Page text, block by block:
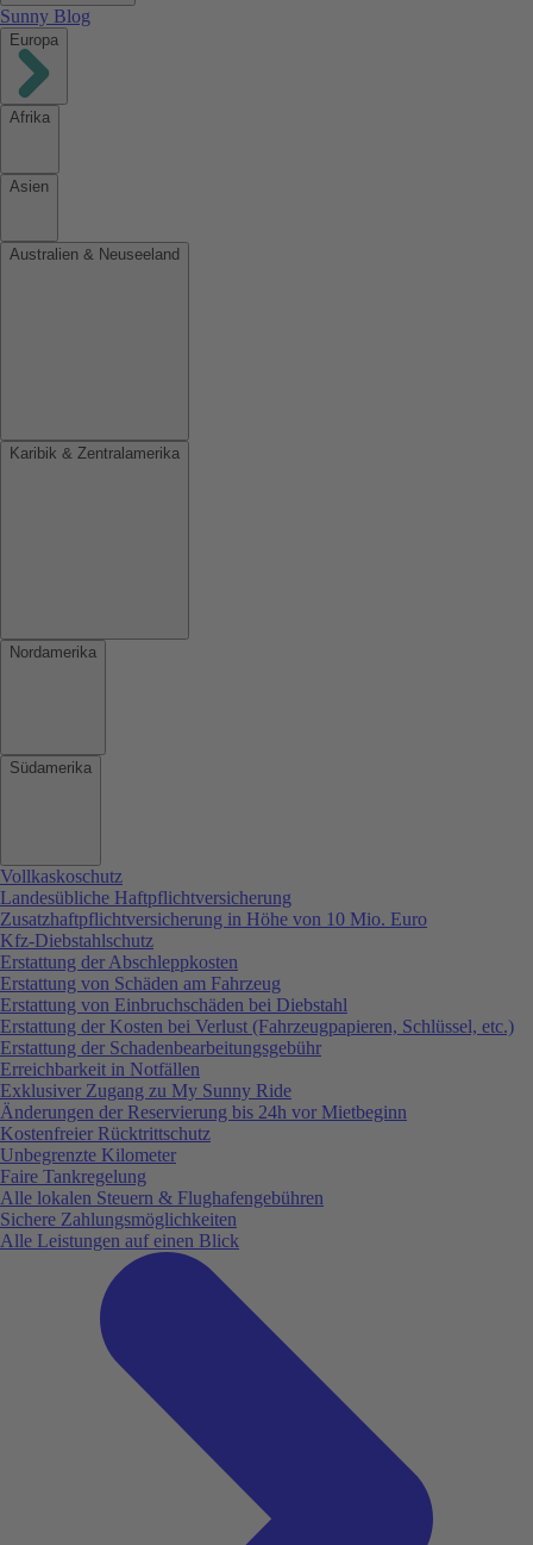
Sunny Blog
Europa
Afrika
Asien
Australien & Neuseeland
Karibik & Zentralamerika
Nordamerika
Südamerika
Vollkaskoschutz
Landesübliche Haftpflichtversicherung
Zusatzhaftpflichtversicherung in Höhe von 10 Mio. Euro
Kfz-Diebstahlschutz
Erstattung der Abschleppkosten
Erstattung von Schäden am Fahrzeug
Erstattung von Einbruchschäden bei Diebstahl
Erstattung der Kosten bei Verlust (Fahrzeugpapieren, Schlüssel, etc.)
Erstattung der Schadenbearbeitungsgebühr
Erreichbarkeit in Notfällen
Exklusiver Zugang zu My Sunny Ride
Änderungen der Reservierung bis 24h vor Mietbeginn
Kostenfreier Rücktrittschutz
Unbegrenzte Kilometer
Faire Tankregelung
Alle lokalen Steuern & Flughafengebühren
Sichere Zahlungsmöglichkeiten
Alle Leistungen auf einen Blick